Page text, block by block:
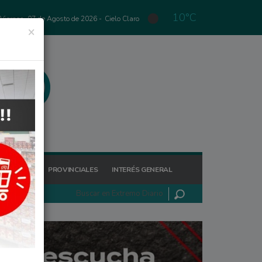
Viernes, 07 de Agosto de 2026 - Cielo Claro 10°C
PROVINCIALES INTERÉS GENERAL
×